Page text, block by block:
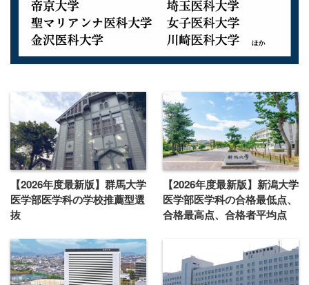
【2026年度最新版】群馬大学
医学部医学科の学校推薦型選
抜
【2026年度最新版】新潟大学
医学部医学科の合格最低点、
合格最高点、合格者平均点